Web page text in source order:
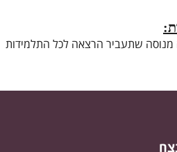
שתעביר הרצאה לכל התלמידות